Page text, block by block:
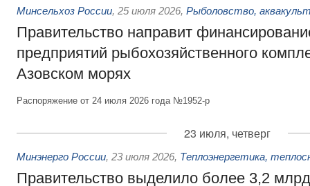
Минсельхоз России, 25 июля 2026, Рыболовство,
Правительство направит
предприятий рыбохозяйственного
Азовском морях
Распоряжение от 24 июля 2026 года №1952-р
23 июля, четверг
Минэнерго России, 23 июля 2026, Теплоэнергетика,
Правительство выделило более 3,2